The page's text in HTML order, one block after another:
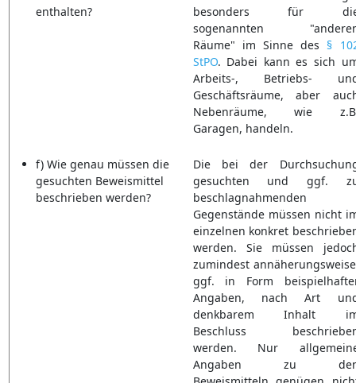
enthalten?
besonders für
sogenannten
Räume" im Sinne des §
StPO. Dabei kann es sich
Arbeits-, Betriebs-
Geschäftsräume, aber
Nebenräume, wie
Garagen, handeln.
f) Wie genau müssen die
gesuchten Beweismittel
beschrieben werden?
Die bei der
gesuchten und ggf.
beschlagnahmenden
Gegenstände müssen nicht
einzelnen konkret
werden. Sie müssen
zumindest
ggf. in Form
Angaben, nach Art
denkbarem Inhalt
Beschluss
werden. Nur
Angaben zu